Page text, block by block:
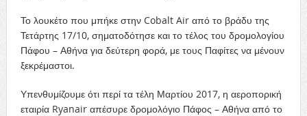
Το λουκέτο που μπήκε στην Cobalt Air από το βράδυ της
Τετάρτης 17/10, σηματοδότησε και το τέλος του δρομολογίου
Πάφου – Αθήνα για δεύτερη φορά, με τους Παφίτες να μένουν
ξεκρέμαστοι.
Υπενθυμίζουμε ότι περί τα τέλη Μαρτίου 2017, η αεροπορική
εταιρία Ryanair απέσυρε δρομολόγιο Πάφος – Αθήνα από το